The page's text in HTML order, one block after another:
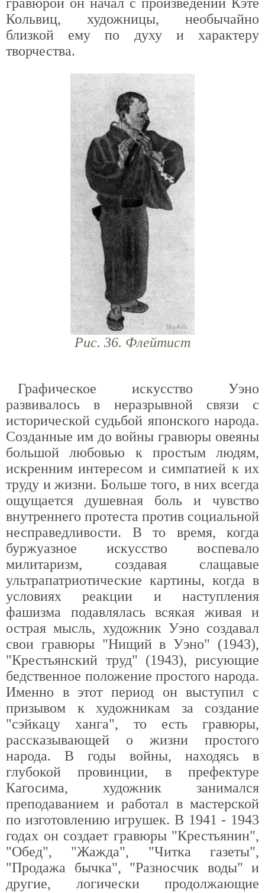
Кольвиц, художницы, необычайно
близкой ему по духу и характеру
творчества.
Рис. 36. Флейтист
Графическое искусство Уэно
развивалось в неразрывной связи с
исторической судьбой японского народа.
Созданные им до войны гравюры овеяны
большой любовью к простым людям,
искренним интересом и симпатией к их
труду и жизни. Больше того, в них всегда
ощущается душевная боль и чувство
внутреннего протеста против социальной
несправедливости. В то время, когда
буржуазное искусство воспевало
милитаризм, создавая слащавые
ультрапатриотические картины, когда в
условиях реакции и наступления
фашизма подавлялась всякая живая и
острая мысль, художник Уэно создавал
свои гравюры "Нищий в Уэно" (1943),
"Крестьянский труд" (1943), рисующие
бедственное положение простого народа.
Именно в этот период он выступил с
призывом к художникам за создание
"сэйкацу ханга", то есть гравюры,
рассказывающей о жизни простого
народа. В годы войны, находясь в
глубокой провинции, в префектуре
Кагосима, художник занимался
преподаванием и работал в мастерской
по изготовлению игрушек. В 1941 - 1943
годах он создает гравюры "Крестьянин",
"Обед", "Жажда", "Читка газеты",
"Продажа бычка", "Разносчик воды" и
другие, логически продолжающие